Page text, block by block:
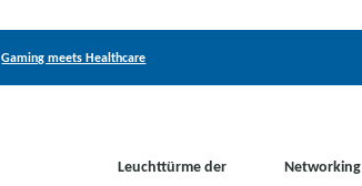
Gaming meets Healthcare
Leuchttürme der
Networking